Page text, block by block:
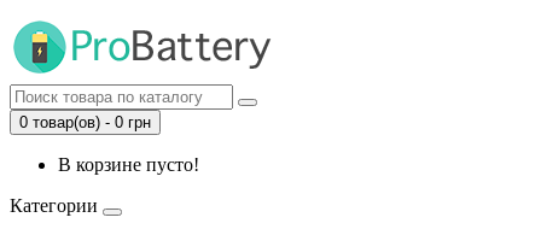
0 товар(ов) - 0 грн
В корзине пусто!
Категории